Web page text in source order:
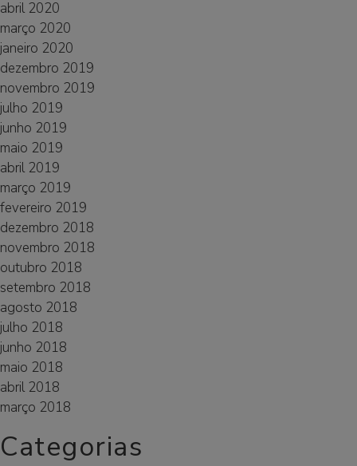
abril 2020
março 2020
janeiro 2020
dezembro 2019
novembro 2019
julho 2019
junho 2019
maio 2019
abril 2019
março 2019
fevereiro 2019
dezembro 2018
novembro 2018
outubro 2018
setembro 2018
agosto 2018
julho 2018
junho 2018
maio 2018
abril 2018
março 2018
Categorias